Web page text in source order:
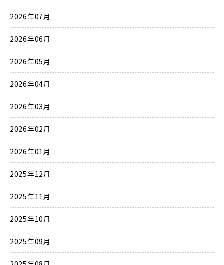
2026年07月
2026年06月
2026年05月
2026年04月
2026年03月
2026年02月
2026年01月
2025年12月
2025年11月
2025年10月
2025年09月